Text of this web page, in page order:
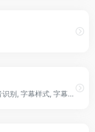
爱幕是一个在线免费字幕编辑器, 支持语音识别, 字幕样式, 字幕翻译, 双语字幕, 字幕转格式, 搬运YouTbe视频, 在线转码视频, 在线压制字幕...